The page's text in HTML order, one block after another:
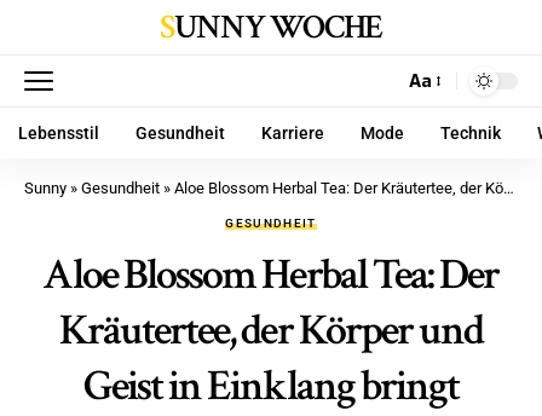
SUNNY WOCHE
Aa
Lebensstil Gesundheit Karriere Mode Technik
Sunny » Gesundheit » Aloe Blossom Herbal Tea: Der Kräutertee, der Körper und Geist in Einklang bringt
GESUNDHEIT
Aloe Blossom Herbal Tea: Der
Kräutertee, der Körper und
Geist in Einklang bringt